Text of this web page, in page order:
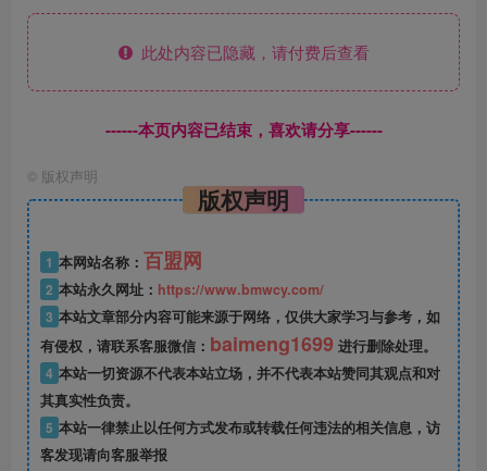
此处内容已隐藏，请付费后查看
------本页内容已结束，喜欢请分享------
© 版权声明
版权声明
1 本网站名称： 百盟网
2 本站永久网址： https://www.bmwcy.com/
3 本站文章部分内容可能来源于网络，仅供大家学习与参考，如
有侵权，请联系客服微信： baimeng1699 进行删除处理。
4 本站一切资源不代表本站立场，并不代表本站赞同其观点和对
其真实性负责。
5 本站一律禁止以任何方式发布或转载任何违法的相关信息，访
客发现请向客服举报